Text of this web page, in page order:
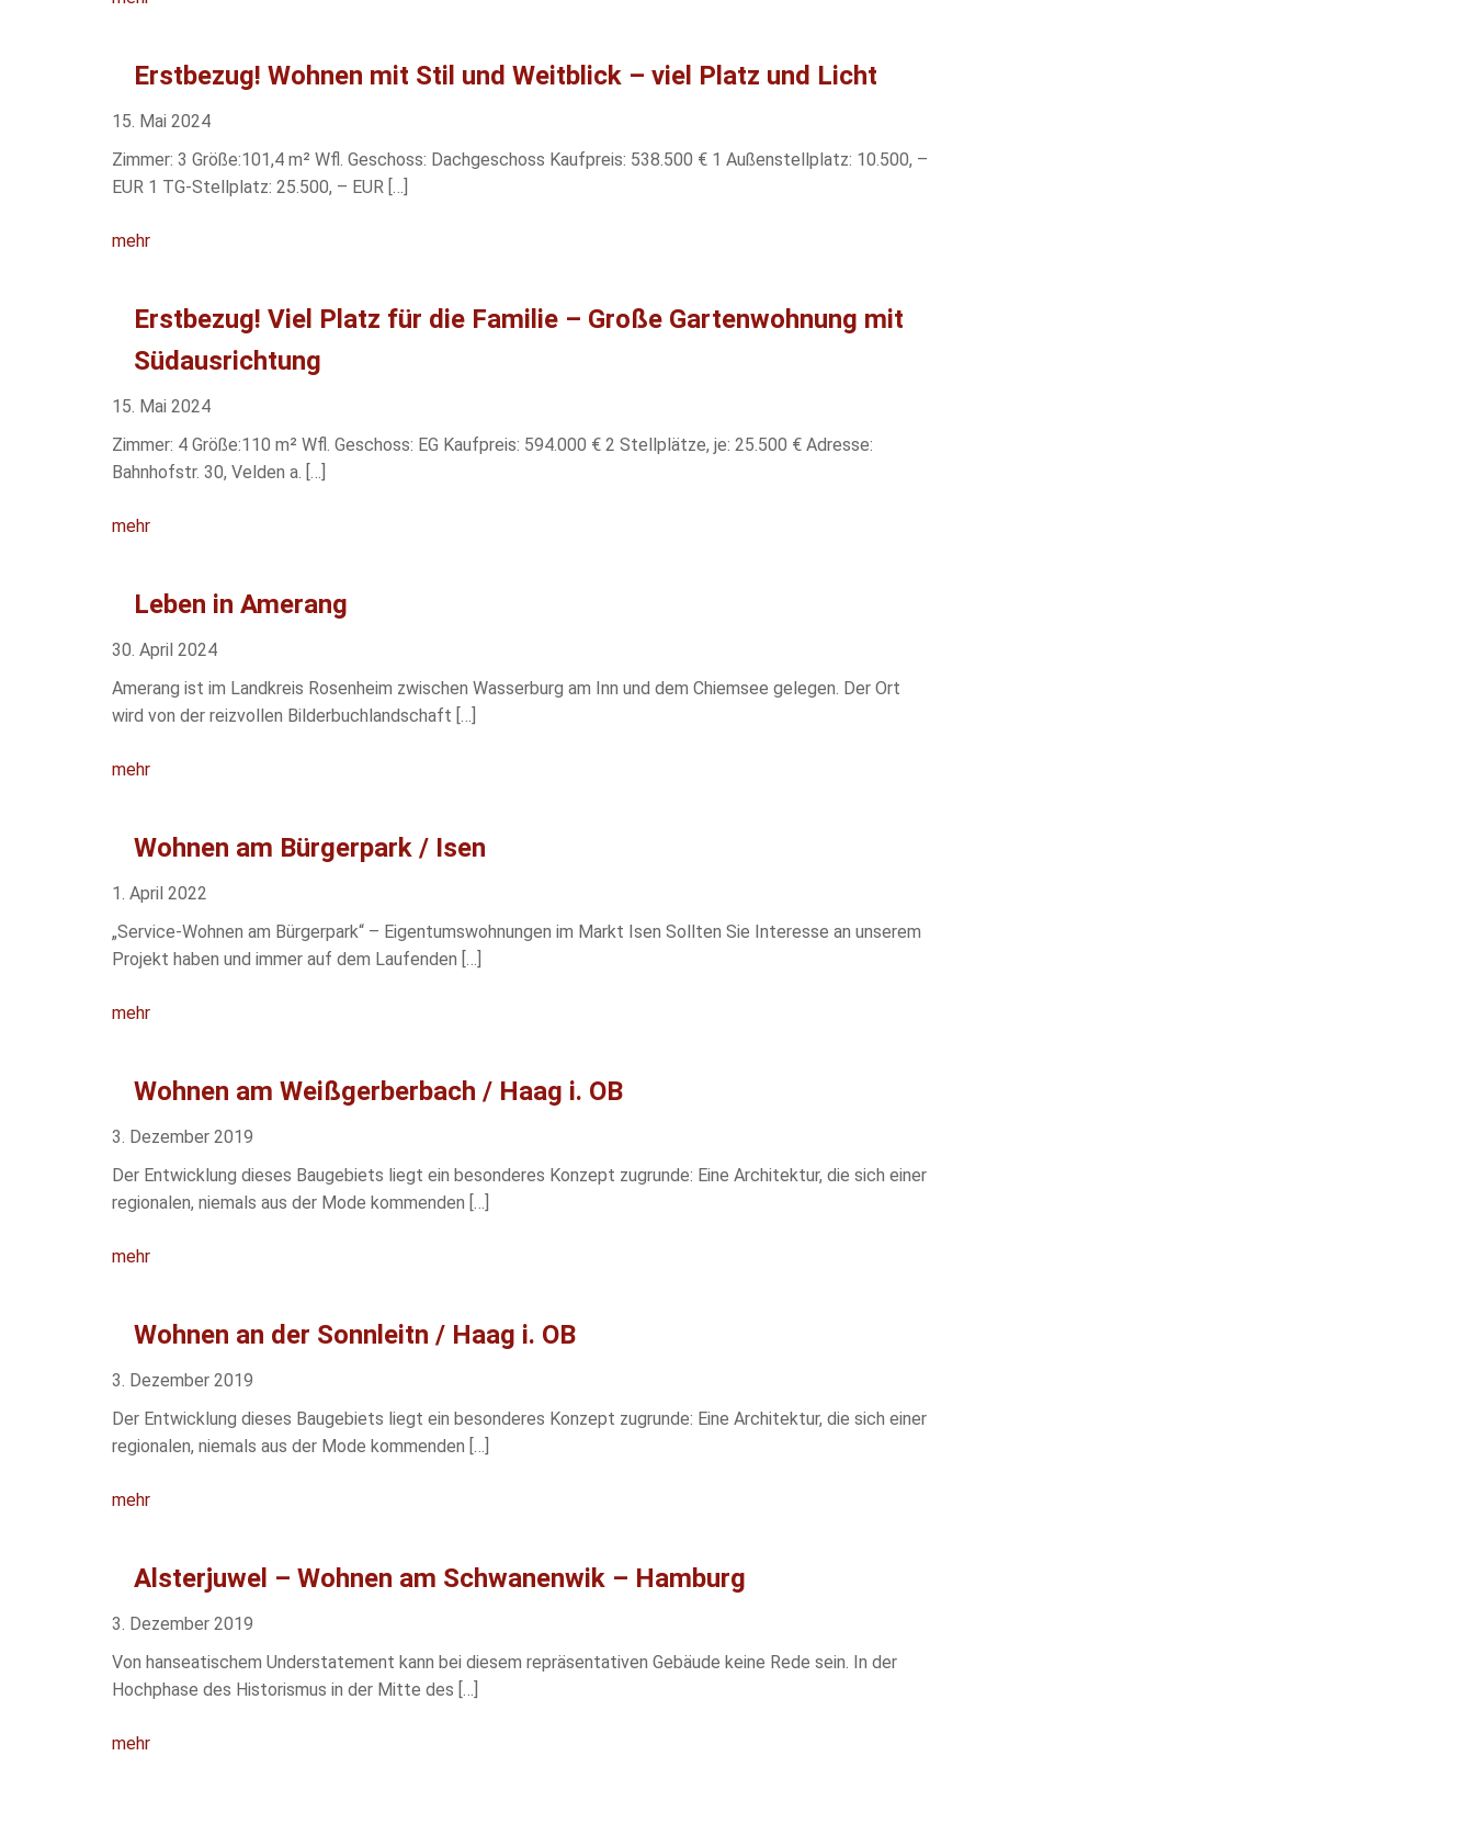
Erstbezug! Wohnen mit Stil und Weitblick – viel Platz und Licht
15. Mai 2024
Zimmer: 3 Größe:101,4 m² Wfl. Geschoss: Dachgeschoss Kaufpreis: 538.500 € 1 Außenstellplatz: 10.500, –
EUR 1 TG-Stellplatz: 25.500, – EUR […]
mehr
Erstbezug! Viel Platz für die Familie – Große Gartenwohnung mit
Südausrichtung
15. Mai 2024
Zimmer: 4 Größe:110 m² Wfl. Geschoss: EG Kaufpreis: 594.000 € 2 Stellplätze, je: 25.500 € Adresse:
Bahnhofstr. 30, Velden a. […]
mehr
Leben in Amerang
30. April 2024
Amerang ist im Landkreis Rosenheim zwischen Wasserburg am Inn und dem Chiemsee gelegen. Der Ort
wird von der reizvollen Bilderbuchlandschaft […]
mehr
Wohnen am Bürgerpark / Isen
1. April 2022
„Service-Wohnen am Bürgerpark“ – Eigentumswohnungen im Markt Isen Sollten Sie Interesse an unserem
Projekt haben und immer auf dem Laufenden […]
mehr
Wohnen am Weißgerberbach / Haag i. OB
3. Dezember 2019
Der Entwicklung dieses Baugebiets liegt ein besonderes Konzept zugrunde: Eine Architektur, die sich einer
regionalen, niemals aus der Mode kommenden […]
mehr
Wohnen an der Sonnleitn / Haag i. OB
3. Dezember 2019
Der Entwicklung dieses Baugebiets liegt ein besonderes Konzept zugrunde: Eine Architektur, die sich einer
regionalen, niemals aus der Mode kommenden […]
mehr
Alsterjuwel – Wohnen am Schwanenwik – Hamburg
3. Dezember 2019
Von hanseatischem Understatement kann bei diesem repräsentativen Gebäude keine Rede sein. In der
Hochphase des Historismus in der Mitte des […]
mehr